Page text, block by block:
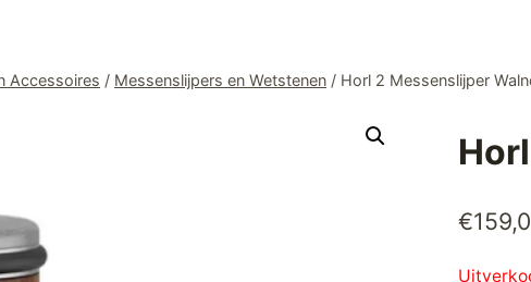
Accessoires / Messenslijpers en Wetstenen / Horl 2 Messenslijper
€